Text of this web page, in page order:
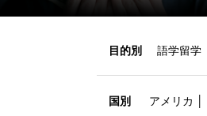
目的別 語学留学
国別 アメリカ